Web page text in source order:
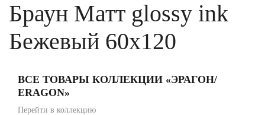
Браун Матт glossy ink
Бежевый 60x120
ВСЕ ТОВАРЫ КОЛЛЕКЦИИ «ЭРАГОН/
ERAGON»
Перейти в коллекцию